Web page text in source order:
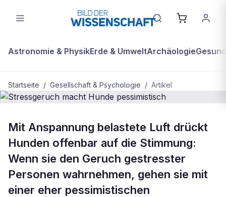
Astronomie & PhysikErde & UmweltArchäologie
Startseite / Gesellschaft & Psychologie / Artikel
BDW Plus GESELLSCHAFT & PSYCHOLOGIE
Stressgeruch macht Hunde
pessimistisch
Mit Anspannung belastete Luft drückt
Hunden offenbar auf die Stimmung:
Wenn sie den Geruch gestresster
Personen wahrnehmen, gehen sie mit
einer eher pessimistischen